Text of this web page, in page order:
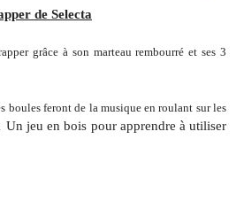
de Selecta
grâce à son marteau rembourré et ses 3
boules feront de la musique en roulant sur les
Un jeu en bois pour apprendre à utiliser